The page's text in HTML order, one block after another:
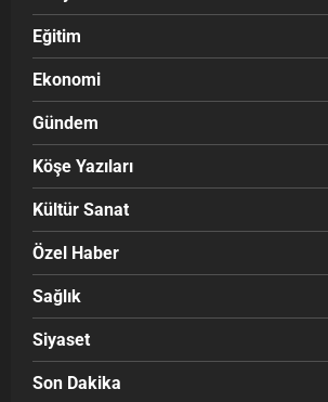
Eğitim
Ekonomi
Gündem
Köşe Yazıları
Kültür Sanat
Özel Haber
Sağlık
Siyaset
Son Dakika